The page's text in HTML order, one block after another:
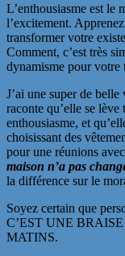
L’enthousiasme est le
l’excitement.
transformer votre
Comment, c’est très
dynamisme pour votre
J’ai une super de
raconte qu’elle se
enthousiasme, et
choisissant des
pour une réunions
maison n’a pas
la différence sur le
Soyez certain que
C’EST UNE
MATINS.